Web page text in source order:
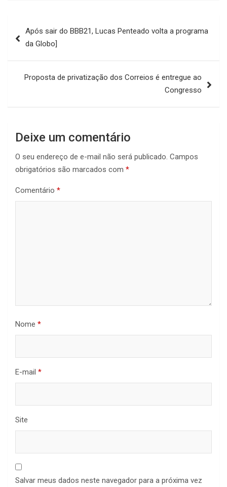
de
Após sair do BBB21, Lucas Penteado volta a programa
da Globo]
Proposta de privatização dos Correios é entregue ao
Congresso
Deixe um comentário
O seu endereço de e-mail não será publicado. Campos
obrigatórios são marcados com *
Comentário *
Nome *
E-mail *
Site
Salvar meus dados neste navegador para a próxima vez